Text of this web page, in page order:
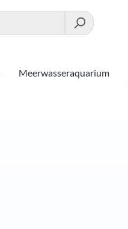
Meerwasseraquarium